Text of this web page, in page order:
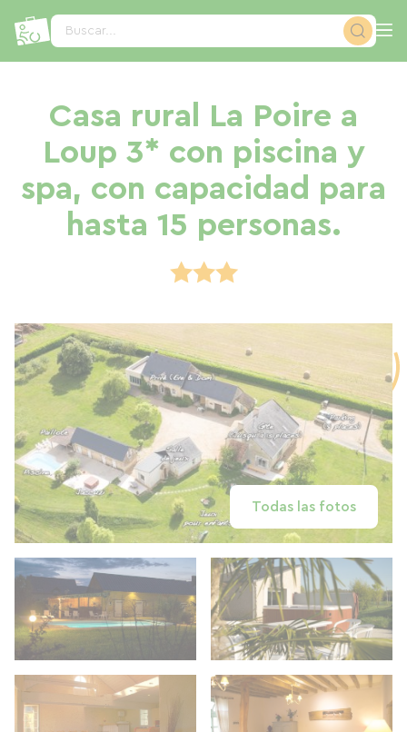
Buscar...
Casa rural La Poire a
Loup 3* con piscina y
spa, con capacidad para
hasta 15 personas.
Todas las fotos
Panel de gestión de cookies